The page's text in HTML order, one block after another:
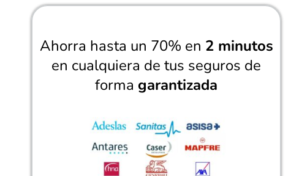
Ahorra hasta un 70% en 2 minutos
en cualquiera de tus seguros de
forma garantizada